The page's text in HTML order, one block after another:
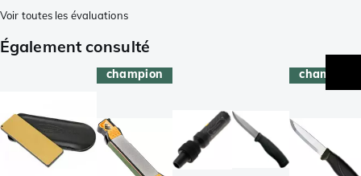
Voir toutes les évaluations
Également consulté
champion champion